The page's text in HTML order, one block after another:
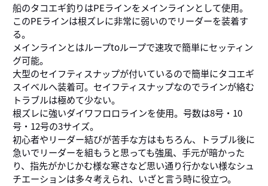
船のタコエギ釣りはPEラインをメインラインとして使用。
このPEラインは根ズレに非常に弱いのでリーダーを装着す
る。
メインラインとはループtoループで速攻で簡単にセッティン
グ可能。
大型のセイフティスナップが付いているので簡単にタコエギ
スイベルへ装着可。セイフティスナップなのでラインが絡む
トラブルは極めて少ない。
根ズレに強いダイワフロロラインを使用。号数は8号・10
号・12号の3サイズ。
初心者やリーダー結びが苦手な方はもちろん、トラブル後に
急いでリーダーを組もうと思っても強風、手元が暗かった
り、指先がかじかむ様な寒さなど思い通り行かない様なシュ
チエーションは多々考えられ、いざと言う時に役立つ。